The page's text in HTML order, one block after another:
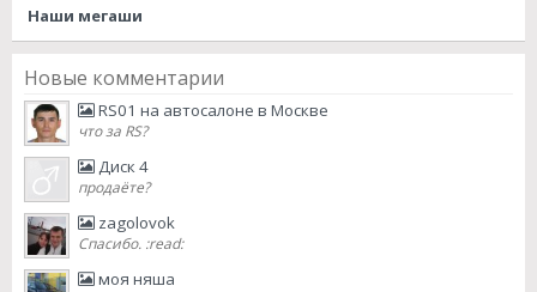
Наши мегаши
Новые комментарии
RS01 на автосалоне в Москве
что за RS?
Диск 4
продаёте?
zagolovok
Спасибо. :read:
моя няша